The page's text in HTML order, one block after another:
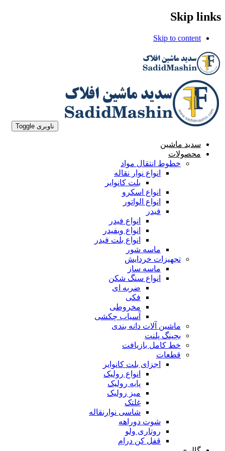
Skip links
Skip to content
ناوبری Toggle
سدید ماشین
محصولات
خطوط انتقال مواد
انواع نوار نقاله
بلت کانوایر
انواع اسکرو
انواع الواتور
فیدر
انواع فیدر
انواع ویفیدر
انواع بلت فیدر
ماسه شور
تجهیزات خردایش
ماسه ساز
انواع سنگ شکن
ضربه ای
فکی
مخروطی
آسیاب چکشی
ماشین آلات دانه بندی
بچینگ پلنت
خط کامل بازیافت
قطعات
اجزای بلت کانوایر
انواع رولیک
پایه رولیک
میز رولیک
غلتک
شاسی نوارنقاله
شوت دوراهه
روتاری ولو
قفل کن درام